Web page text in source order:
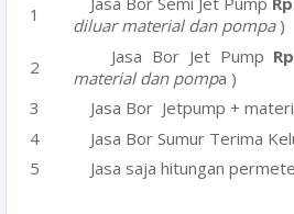
diluar material dan pompa)
Jasa Bor Jet Pump
material dan pompa )
Jasa Bor Jetpump +
Jasa Bor Sumur Terima
Jasa saja hitungan